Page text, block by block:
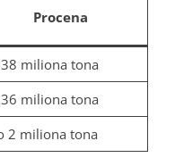
Procena
miliona tona
miliona tona
2 miliona tona